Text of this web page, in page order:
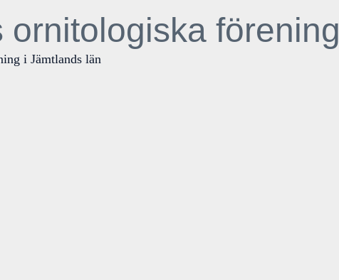
ornitologiska förening
i Jämtlands län